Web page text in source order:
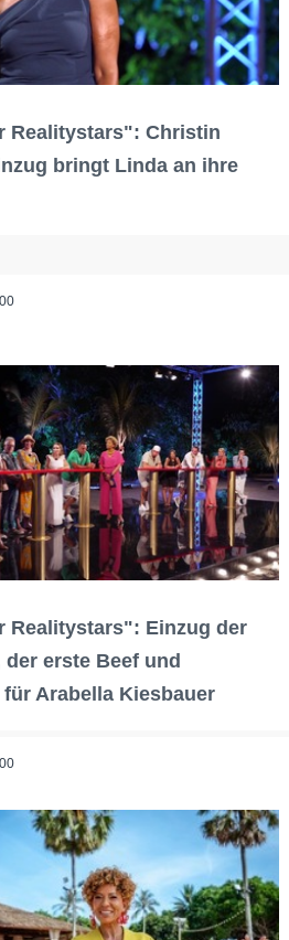
Realitystars": Christin
bringt Linda an ihre
Realitystars": Einzug der
der erste Beef und
für Arabella Kiesbauer